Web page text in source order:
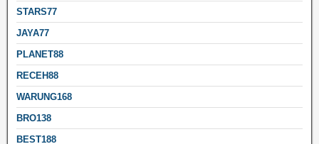
STARS77
JAYA77
PLANET88
RECEH88
WARUNG168
BRO138
BEST188